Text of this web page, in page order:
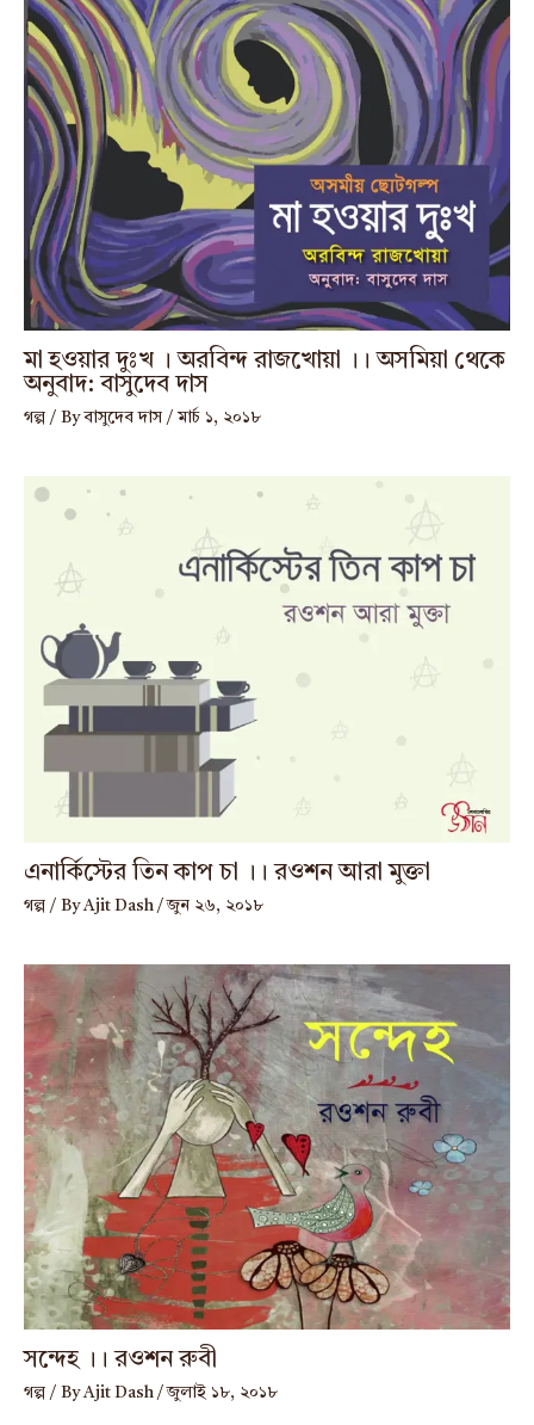
মা হওয়ার দুঃখ । অরবিন্দ রাজখোয়া ।। অসমিয়া থেকে
অনুবাদ: বাসুদেব দাস
গল্প / Byবাসুদেব দাস /মার্চ ১, ২০১৮
এনার্কিস্টের তিন কাপ চা ।। রওশন আরা মুক্তা
গল্প / ByAjit Dash /জুন ২৬, ২০১৮
সন্দেহ ।। রওশন রুবী
গল্প / By Ajit Dash /জুলাই ১৮, ২০১৮